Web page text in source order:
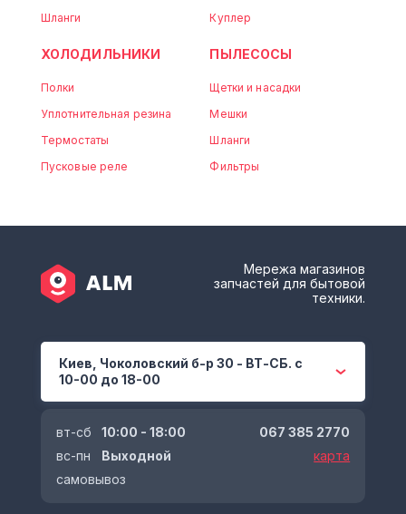
Шланги
Куплер
ХОЛОДИЛЬНИКИ
Полки
Уплотнительная резина
Термостаты
Пусковые реле
ПЫЛЕСОСЫ
Щетки и насадки
Мешки
Шланги
Фильтры
Мережа магазинов
запчастей для бытовой
техники.
Киев, Чоколовский б-р 30 - ВТ-СБ. с
10-00 до 18-00
вт-сб
10:00 - 18:00
вс-пн
Выходной
самовывоз
067 385 2770
карта